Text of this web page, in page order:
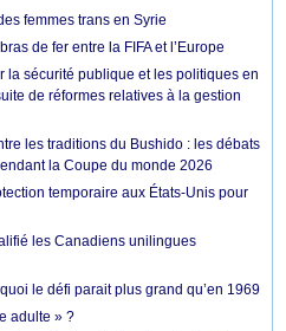
femmes trans en Syrie
de fer entre la FIFA et l’Europe
la sécurité publique et les politiques en
de réformes relatives à la gestion
les traditions du Bushido : les débats
la Coupe du monde 2026
temporaire aux États-Unis pour
les Canadiens unilingues
le défi parait plus grand qu’en 1969
adulte » ?